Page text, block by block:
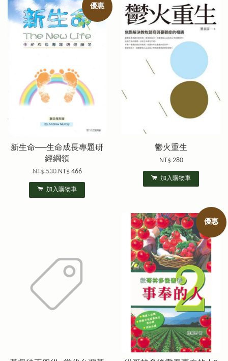
優惠
新生命──生命成長專題研
經綱領
NT$ 530NT$ 466
加入購物車
鬱火重生
NT$ 280
加入購物車
優惠